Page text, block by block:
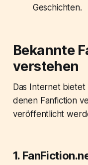
Geschichten.
Bekannte
verstehen
Das Internet
denen Fanfiction
veröffentlicht
1.